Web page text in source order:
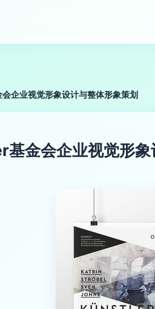
企业视觉形象设计与整体形象策划
金会企业视觉形